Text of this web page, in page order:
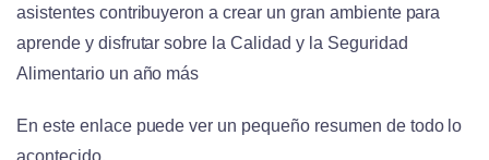
asistentes contribuyeron a crear un gran ambiente para
aprende y disfrutar sobre la Calidad y la Seguridad
Alimentario un año más
En este enlace puede ver un pequeño resumen de todo lo
acontecido.